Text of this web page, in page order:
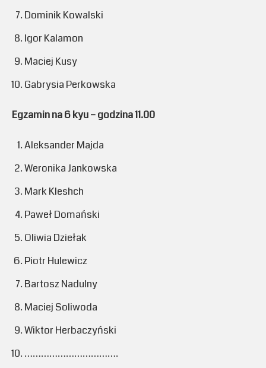
Dominik Kowalski
Igor Kalamon
Maciej Kusy
Gabrysia Perkowska
Egzamin na 6 kyu – godzina 11.00
Aleksander Majda
Weronika Jankowska
Mark Kleshch
Paweł Domański
Oliwia Dziełak
Piotr Hulewicz
Bartosz Nadulny
Maciej Soliwoda
Wiktor Herbaczyński
…………………………….